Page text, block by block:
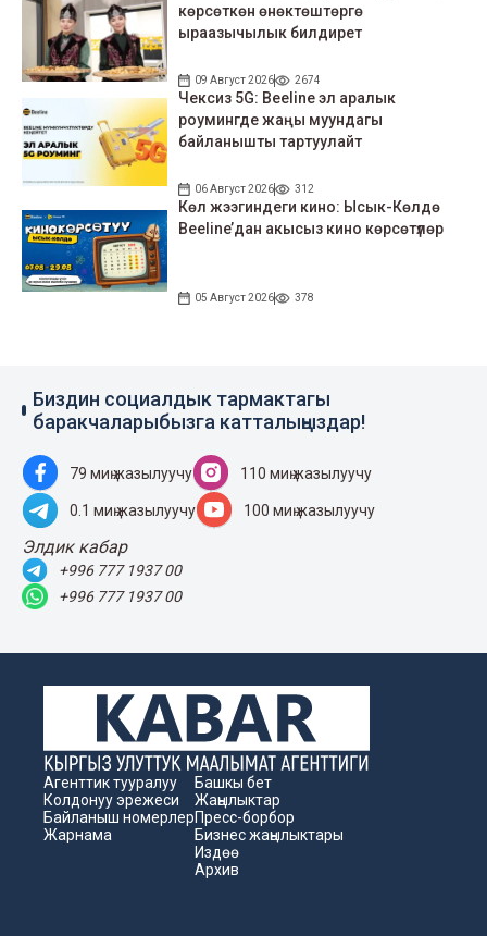
көрсөткөн өнөктөштөргө
ыраазычылык билдирет
09 Август 2026 2674
Чексиз 5G: Beeline эл аралык
роумингде жаңы муундагы
байланышты тартуулайт
06 Август 2026 312
Көл жээгиндеги кино: Ысык-Көлдө
Beeline’дан акысыз кино көрсөтүлөр
05 Август 2026 378
Биздин социалдык тармактагы
баракчаларыбызга катталыңыздар!
79 миң жазылуучу 110 миң жазылуучу
0.1 миң жазылуучу 100 миң жазылуучу
Элдик кабар
+996 777 1937 00
+996 777 1937 00
Агенттик тууралуу
Колдонуу эрежеси
Байланыш номерлер
Жарнама
Башкы бет
Жаңылыктар
Пресс-борбор
Бизнес жаңылыктары
Издөө
Архив